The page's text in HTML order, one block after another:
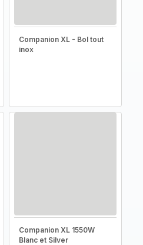
Companion XL - Bol tout
inox
Companion XL 1550W
Blanc et Silver